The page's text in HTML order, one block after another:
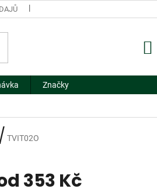
Značky
TVIT02O
353 Kč